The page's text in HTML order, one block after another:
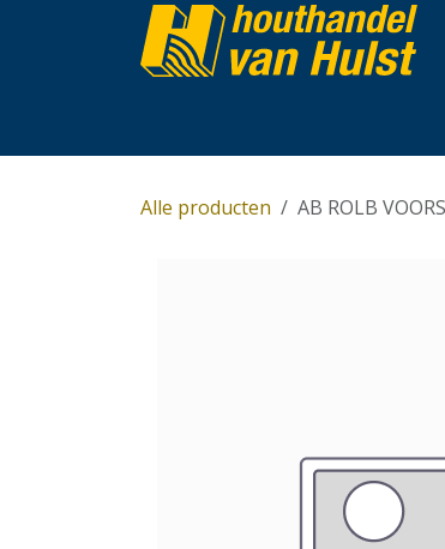
Overslaan naar inhoud
Alle producten AB ROLB